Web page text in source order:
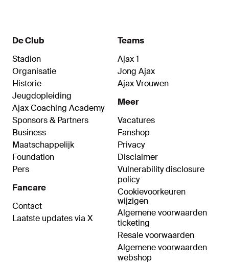
De Club
Stadion
Organisatie
Historie
Jeugdopleiding
Ajax Coaching Academy
Sponsors & Partners
Business
Maatschappelijk
Foundation
Pers
Fancare
Contact
Laatste updates via X
Teams
Ajax 1
Jong Ajax
Ajax Vrouwen
Meer
Vacatures
Fanshop
Privacy
Disclaimer
Vulnerability disclosure
policy
Cookievoorkeuren
wijzigen
Algemene voorwaarden
ticketing
Resale voorwaarden
Algemene voorwaarden
webshop